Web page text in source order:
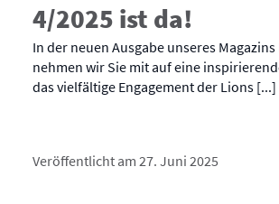
4/2025 ist da!
In der neuen Ausgabe unseres Magazins
nehmen wir Sie mit auf eine
das vielfältige Engagement der Lions [...]
Veröffentlicht am 27. Juni 2025